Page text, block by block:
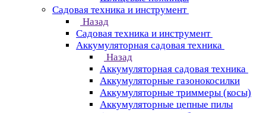
Cадовая техника и инструмент
Назад
Cадовая техника и инструмент
Аккумуляторная садовая техника
Назад
Аккумуляторная садовая техника
Аккумуляторные газонокосилки
Аккумуляторные триммеры (косы)
Аккумуляторные цепные пилы